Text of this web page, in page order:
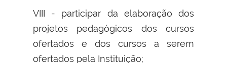
VIII - participar da elaboração dos
projetos pedagógicos dos cursos
ofertados e dos cursos a serem
ofertados pela Instituição;